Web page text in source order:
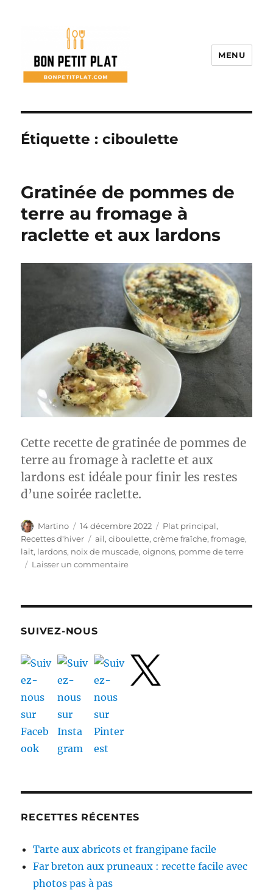
MENU
Étiquette :ciboulette
Gratinée de pommes de
terre au fromage à
raclette et aux lardons
Cette recette de gratinée de pommes de
terre au fromage à raclette et aux
lardons est idéale pour finir les restes
d’une soirée raclette.
Auteur
Martino
Publié
le
14 décembre 2022 Catégories
Plat principal,
Recettes d'hiver
Étiquettes
ail,ciboulette,crème fraîche,fromage,
lait, lardons, noix de muscade,oignons, pomme de terre
Laisser un commentairesur
fromage
raclette
SUIVEZ-NOUS
RECETTES RÉCENTES
Tarte aux abricots et frangipane facile
Far breton aux pruneaux : recette facile avec
photos pas à pas